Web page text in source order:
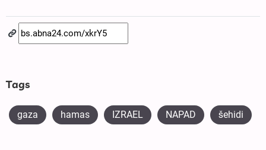
Tags
gaza hamas IZRAEL NAPAD šehidi